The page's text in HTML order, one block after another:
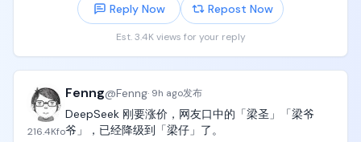
Reply Now Repost Now
Est. 3.4K views for your reply
216.4Kfo
Fenng@Fenng· 9h ago发布
DeepSeek 刚要涨价，网友口中的「梁圣」「梁爷
爷」，已经降级到「梁仔」了。